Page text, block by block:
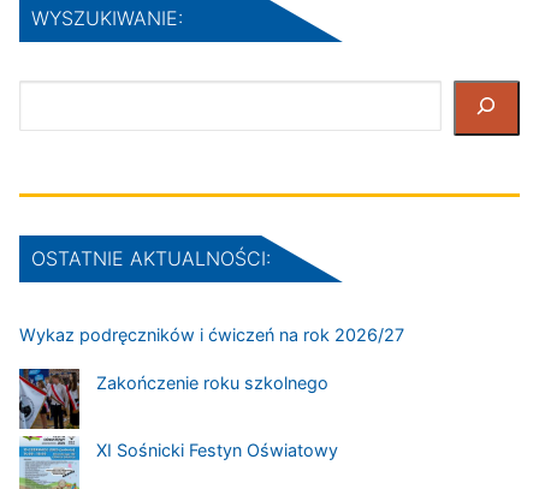
WYSZUKIWANIE:
OSTATNIE AKTUALNOŚCI:
Wykaz podręczników i ćwiczeń na rok 2026/27
Zakończenie roku szkolnego
XI Sośnicki Festyn Oświatowy